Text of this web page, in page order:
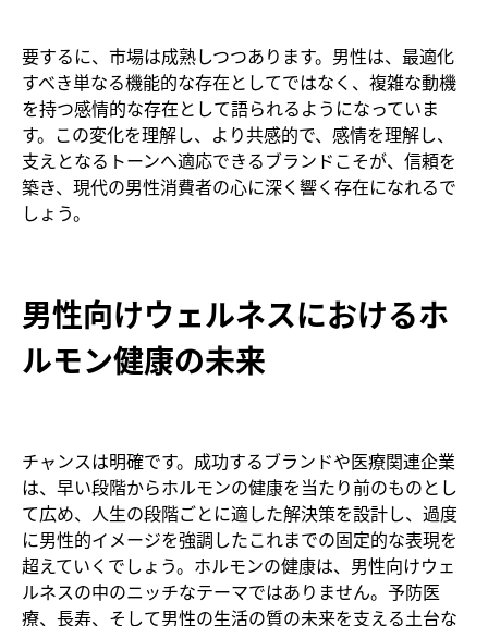
要するに、市場は成熟しつつあります。男性は、最適化
すべき単なる機能的な存在としてではなく、複雑な動機
を持つ感情的な存在として語られるようになっていま
す。この変化を理解し、より共感的で、感情を理解し、
支えとなるトーンへ適応できるブランドこそが、信頼を
築き、現代の男性消費者の心に深く響く存在になれるで
しょう。
男性向けウェルネスにおけるホ
ルモン健康の未来
チャンスは明確です。成功するブランドや医療関連企業
は、早い段階からホルモンの健康を当たり前のものとし
て広め、人生の段階ごとに適した解決策を設計し、過度
に男性的イメージを強調したこれまでの固定的な表現を
超えていくでしょう。ホルモンの健康は、男性向けウェ
ルネスの中のニッチなテーマではありません。予防医
療、長寿、そして男性の生活の質の未来を支える土台な